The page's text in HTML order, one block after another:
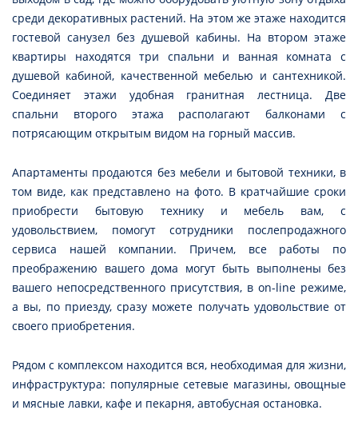
среди декоративных растений. На этом же этаже находится
гостевой санузел без душевой кабины. На втором этаже
квартиры находятся три спальни и ванная комната с
душевой кабиной, качественной мебелью и сантехникой.
Соединяет этажи удобная гранитная лестница. Две
спальни второго этажа располагают балконами с
потрясающим открытым видом на горный массив.
Апартаменты продаются без мебели и бытовой техники, в
том виде, как представлено на фото. В кратчайшие сроки
приобрести бытовую технику и мебель вам, с
удовольствием, помогут сотрудники послепродажного
сервиса нашей компании. Причем, все работы по
преображению вашего дома могут быть выполнены без
вашего непосредственного присутствия, в on-line режиме,
а вы, по приезду, сразу можете получать удовольствие от
своего приобретения.
Рядом с комплексом находится вся, необходимая для жизни,
инфраструктура: популярные сетевые магазины, овощные
и мясные лавки, кафе и пекарня, автобусная остановка.